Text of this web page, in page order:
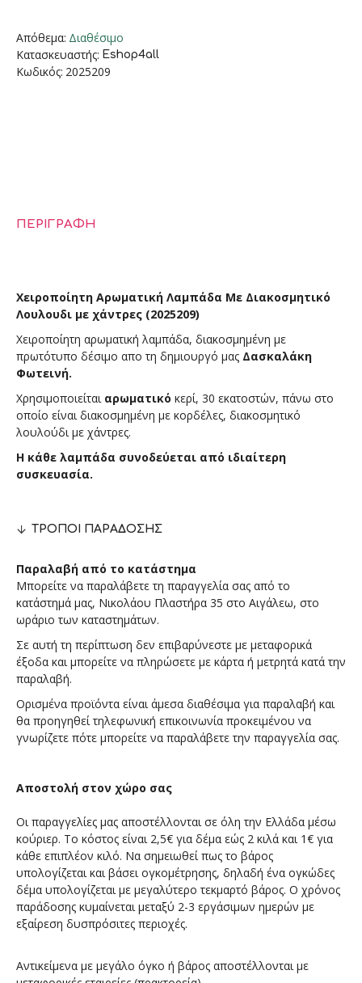
Απόθεμα: Διαθέσιμο
Κατασκευαστής: Eshop4all
Κωδικός: 2025209
ΠΕΡΙΓΡΑΦΉ
Χειροποίητη Αρωματική Λαμπάδα Με Διακοσμητικό
Λουλουδι με χάντρες (2025209)
Χειροποίητη αρωματική λαμπάδα, διακοσμημένη με
πρωτότυπο δέσιμο απο τη δημιουργό μας Δασκαλάκη
Φωτεινή.
Χρησιμοποιείται αρωματικό κερί, 30 εκατοστών, πάνω στο
οποίο είναι διακοσμημένη με κορδέλες, διακοσμητικό
λουλούδι με χάντρες.
Η κάθε λαμπάδα συνοδεύεται από ιδιαίτερη
συσκευασία.
ΤΡΌΠΟΙ ΠΑΡΆΔΟΣΗΣ
Παραλαβή από το κατάστημα
Μπορείτε να παραλάβετε τη παραγγελία σας από το
κατάστημά μας, Νικολάου Πλαστήρα 35 στο Αιγάλεω, στο
ωράριο των καταστημάτων.
Σε αυτή τη περίπτωση δεν επιβαρύνεστε με μεταφορικά
έξοδα και μπορείτε να πληρώσετε με κάρτα ή μετρητά κατά την
παραλαβή.
Ορισμένα προϊόντα είναι άμεσα διαθέσιμα για παραλαβή και
θα προηγηθεί τηλεφωνική επικοινωνία προκειμένου να
γνωρίζετε πότε μπορείτε να παραλάβετε την παραγγελία σας.
Αποστολή στον χώρο σας
Οι παραγγελίες μας αποστέλλονται σε όλη την Ελλάδα μέσω
κούριερ. Το κόστος είναι 2,5€ για δέμα εώς 2 κιλά και 1€ για
κάθε επιπλέον κιλό. Να σημειωθεί πως το βάρος
υπολογίζεται και βάσει ογκομέτρησης, δηλαδή ένα ογκώδες
δέμα υπολογίζεται με μεγαλύτερο τεκμαρτό βάρος. Ο χρόνος
παράδοσης κυμαίνεται μεταξύ 2-3 εργάσιμων ημερών με
εξαίρεση δυσπρόσιτες περιοχές.
Αντικείμενα με μεγάλο όγκο ή βάρος αποστέλλονται με